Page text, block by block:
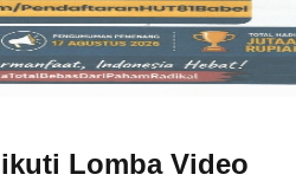
Lomba Video